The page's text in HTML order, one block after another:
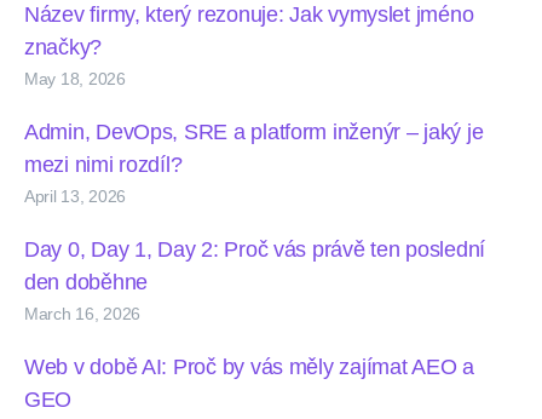
Název firmy, který rezonuje: Jak vymyslet jméno
značky?
May 18, 2026
Admin, DevOps, SRE a platform inženýr – jaký je
mezi nimi rozdíl?
April 13, 2026
Day 0, Day 1, Day 2: Proč vás právě ten poslední
den doběhne
March 16, 2026
Web v době AI: Proč by vás měly zajímat AEO a
GEO